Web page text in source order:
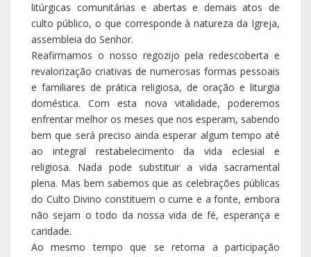
litúrgicas comunitárias e abertas e demais atos de
culto público, o que corresponde à natureza da Igreja,
assembleia do Senhor.
Reafirmamos o nosso regozijo pela redescoberta e
revalorização criativas de numerosas formas pessoais
e familiares de prática religiosa, de oração e liturgia
doméstica. Com esta nova vitalidade, poderemos
enfrentar melhor os meses que nos esperam, sabendo
bem que será preciso ainda esperar algum tempo até
ao integral restabelecimento da vida eclesial e
religiosa. Nada pode substituir a vida sacramental
plena. Mas bem sabemos que as celebrações públicas
do Culto Divino constituem o cume e a fonte, embora
não sejam o todo da nossa vida de fé, esperança e
caridade.
Ao mesmo tempo que se retoma a participação